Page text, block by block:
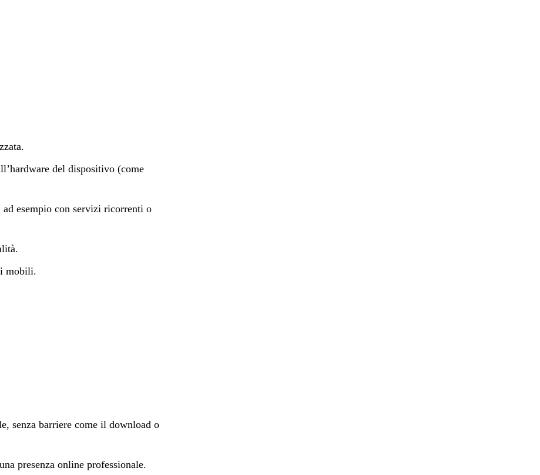
del dispositivo (come
ad esempio con servizi ricorrenti o
mobili.
senza barriere come il download o
presenza online professionale.